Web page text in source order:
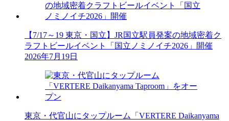
【7/17～19 東京・国立】JR国立駅員発案の地域密着ク
ラフトビールイベント「国立ノミノイチ2026」開催
2026年7月19日
東京・代官山にタップルーム「VERTERE Daikanyama